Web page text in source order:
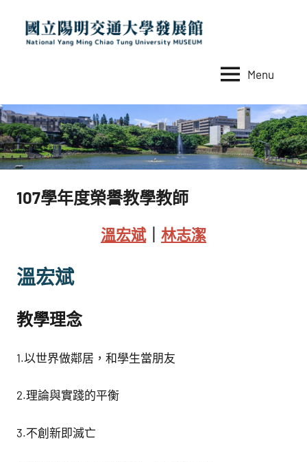
content
立
陽
明
交
通
發
展
館
Museum
Ming
Chiao
Tung
University
Menu
107學年度榮譽教學教師
溫宏斌 林志潔
溫宏斌
教學理念
1.以世界做鄰居，和學生當朋友
2.理論與實踐的平衡
3.不創新即滅亡